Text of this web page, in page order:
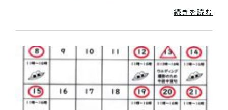
続きを読む